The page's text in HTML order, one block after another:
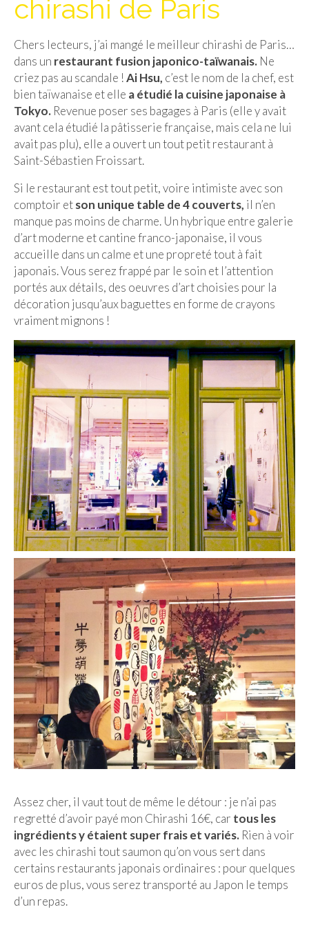
Isla del Sol
Lac Titicaca
Salar d’Uyuni
Chili
Paraguay
Pérou
Lac Titicaca
Machu Picchu
ASIE
Chine
Beijing
Guilin & Yangshuo
Xi’An
Corée du Sud
Japon
Fukuoka
Kamakura
Kyoto
Mont Fuji
Nikko
Tokyo
Malaisie
Cameron Highlands
Penang
Singapour
Vietnam
Hanoi
Hué
Mai Chau
chirashi de Paris
Chers lecteurs, j’ai mangé le meilleur chirashi de Paris…
dans un restaurant fusion japonico-taïwanais. Ne
criez pas au scandale !Ai Hsu, c’est le nom de la chef, est
bien taïwanaise et elle a étudié la cuisine japonaise à
Tokyo. Revenue poser ses bagages à Paris (elle y avait
avant cela étudié la pâtisserie française, mais cela ne lui
avait pas plu), elle a ouvert un tout petit restaurant à
Saint-Sébastien Froissart.
Si le restaurant est tout petit, voire intimiste avec son
comptoir etson unique table de 4 couverts, il n’en
manque pas moins de charme. Un hybrique entre galerie
d’art moderne et cantine franco-japonaise, il vous
accueille dans un calme et une propreté tout à fait
japonais. Vous serez frappé par le soin et l’attention
portés aux détails, des oeuvres d’art choisies pour la
décoration jusqu’aux baguettes en forme de crayons
vraiment mignons !
Assez cher, il vaut tout de même le détour : je n’ai pas
regretté d’avoir payé mon Chirashi 16€, car tous les
ingrédients y étaient super frais et variés. Rien à voir
avec les chirashi tout saumon qu’on vous sert dans
certains restaurants japonais ordinaires : pour quelques
euros de plus, vous serez transporté au Japon le temps
d’un repas.